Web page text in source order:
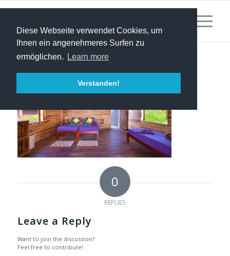
Diese Webseite verwendet Cookies, um
Ihnen ein angenehmeres Surfen zu
ermöglichen.
Learn more
Verstanden!
0
REPLIES
Leave a Reply
Want to join the discussion?
Feel free to contribute!